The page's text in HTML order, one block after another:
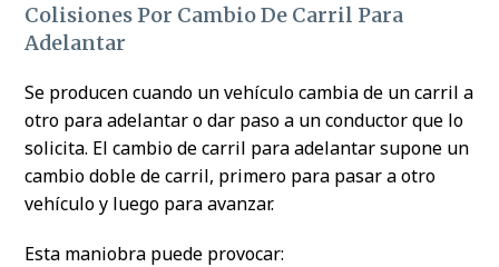
Colisiones Por Cambio De Carril Para
Adelantar
Se producen cuando un vehículo cambia de un carril a
otro para adelantar o dar paso a un conductor que lo
solicita. El cambio de carril para adelantar supone un
cambio doble de carril, primero para pasar a otro
vehículo y luego para avanzar.
Esta maniobra puede provocar: